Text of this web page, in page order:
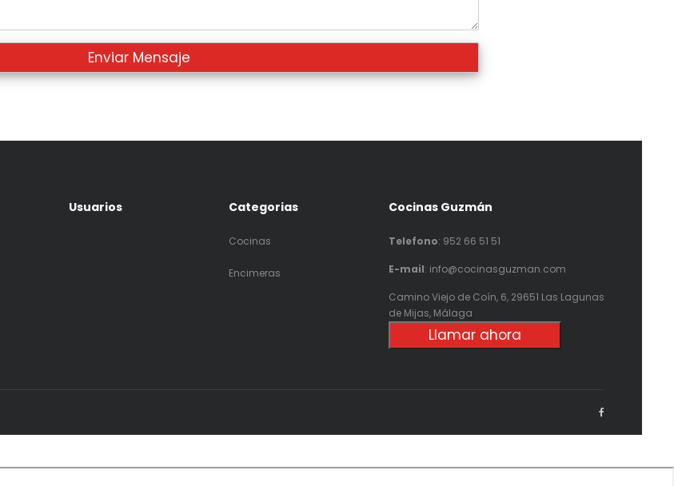
Usuarios Categorias
Cocinas
Encimeras
Cocinas Guzmán
Telefono: 952 66 51 51
E-mail: info@cocinasguzman.com
Camino Viejo de Coín, 6, 29651 Las Lagunas
de Mijas, Málaga
Llamar ahora